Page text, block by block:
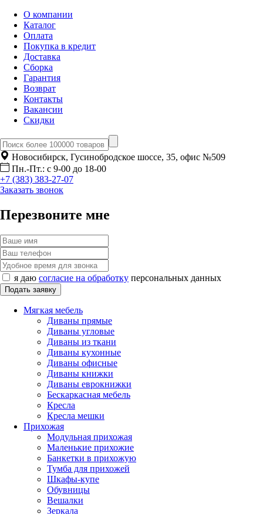
О компании
Каталог
Оплата
Покупка в кредит
Доставка
Сборка
Гарантия
Возврат
Контакты
Вакансии
Скидки
Новосибирск, Гусинобродское шоссе, 35, офис №509
Пн.-Пт.: с 9-00 до 18-00
+7 (383) 383-27-07
Заказать звонок
Перезвоните мне
я даю согласие на обработку персональных данных
Мягкая мебель
Диваны прямые
Диваны угловые
Диваны из ткани
Диваны кухонные
Диваны офисные
Диваны книжки
Диваны еврокнижки
Бескаркасная мебель
Кресла
Кресла мешки
Прихожая
Модульная прихожая
Маленькие прихожие
Банкетки в прихожую
Тумба для прихожей
Шкафы-купе
Обувницы
Вешалки
Зеркала